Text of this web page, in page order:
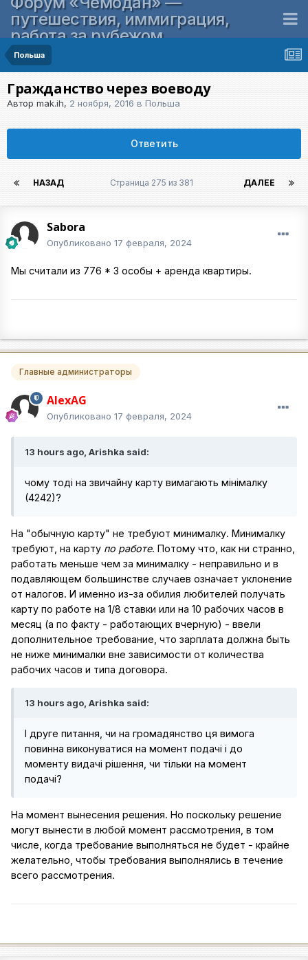
путешествия, иммиграция,
работа за рубежом
Польша
Гражданство через воеводу
Автор mak.ih, 2 ноября, 2016 в Польша
Ответить
НАЗАД ДАЛЕЕ
Страница 275 из 381
Sabora
Опубликовано 17 февраля, 2024
Мы считали из 776 * 3 особы + аренда квартиры.
Главные администраторы
AlexAG
Опубликовано 17 февраля, 2024
13 hours ago, Arishka said:
чому тоді на звичайну карту вимагають мінімалку
(4242)?
На "обычную карту" не требуют минималку. Минималку
требуют, на карту по работе. Потому что, как ни странно,
работать меньше чем за минималку - неправильно и в
подавляющем большинстве случаев означает уклонение
от налогов. И именно из-за обилия любителей получать
карту по работе на 1/8 ставки или на 10 рабочих часов в
месяц (а по факту - работающих вчерную) - ввели
дополнительное требование, что зарплата должна быть
не ниже минималки вне зависимости от количества
рабочих часов и типа договора.
13 hours ago, Arishka said:
І друге питання, чи на громадянство ця вимога
повинна виконуватися на момент подачі і до
моменту видачі рішення, чи тільки на момент
подачі?
На момент вынесения решения. Но поскольку решение
могут вынести в любой момент рассмотрения, в том
числе, когда требование выполняться не будет - крайне
желательно, чтобы требования выполнялись в течение
всего рассмотрения.